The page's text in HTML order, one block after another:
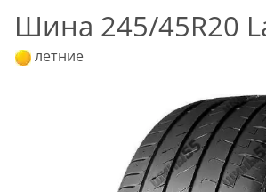
Шина 245/45R20
летние